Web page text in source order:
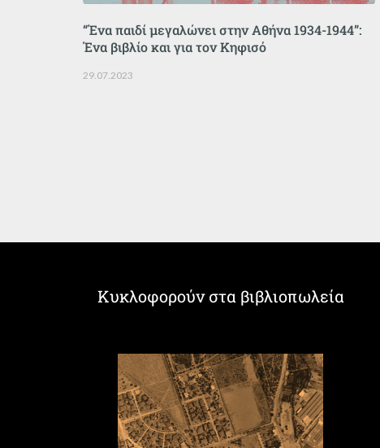
“Ένα παιδί μεγαλώνει στην Αθήνα 1934-1944”:
Ένα βιβλίο και για τον Κηφισό
29.07.2023
Κυκλοφορούν στα βιβλιοπωλεία